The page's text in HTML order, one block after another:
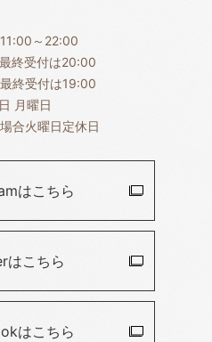
～22:00
終受付は20:00
終受付は19:00
月曜日
合火曜日定休日
はこちら
はこちら
はこちら